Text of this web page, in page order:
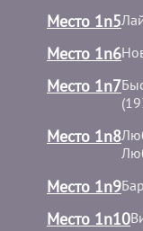
Место 1n5
Место 1n6
Место 1n7
Место 1n8
Место 1n9
Место 1n10